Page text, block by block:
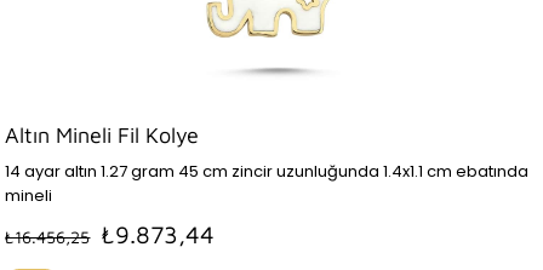
Altın Mineli Fil Kolye
14 ayar altın 1.27 gram 45 cm zincir uzunluğunda 1.4x1.1 cm ebatında
mineli
₺16.456,25 ₺9.873,44